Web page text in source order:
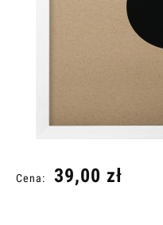
Cena: 39,00 zł